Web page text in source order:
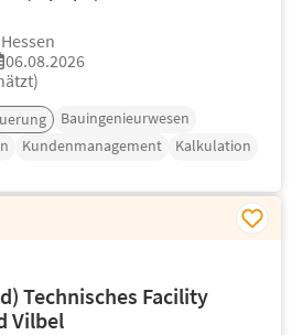
06.08.2026
Bauingenieurwesen
Kundenmanagement
Kalkulation
Technisches Facility
Vilbel